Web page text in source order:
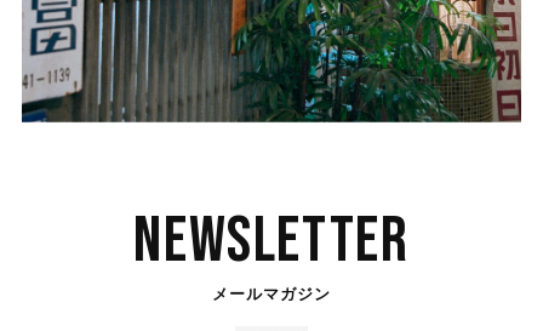
Newsletter
メールマガジン